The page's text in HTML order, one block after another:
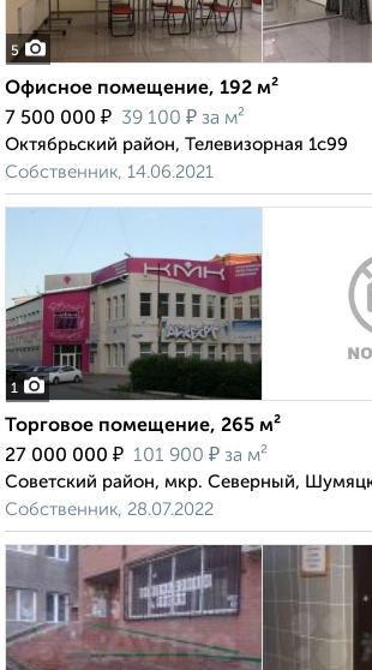
5
Офисное помещение, 192 м²
7 500 000 ₽ 39 100 ₽ за м²
Октябрьский район, Телевизорная 1с99
Собственник, 14.06.2021
1
Торговое помещение, 265 м²
27 000 000 ₽ 101 900 ₽ за м²
Советский район, мкр. Северный,
Собственник, 28.07.2022